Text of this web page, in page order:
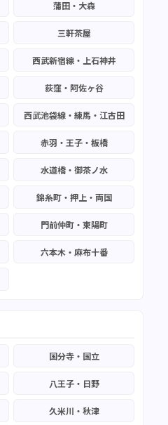
蒲田・大森
三軒茶屋
西武新宿線・上石神井
荻窪・阿佐ヶ谷
西武池袋線・練馬・江古田
赤羽・王子・板橋
水道橋・御茶ノ水
錦糸町・押上・両国
門前仲町・東陽町
六本木・麻布十番
国分寺・国立
八王子・日野
久米川・秋津